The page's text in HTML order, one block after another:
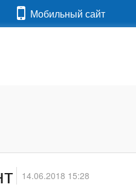
Мобильный сайт
14.06.2018 15:28